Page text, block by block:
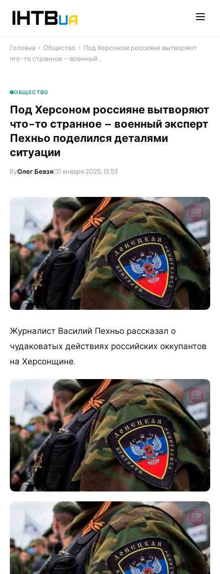
Головна › Общество › Под Херсоном россияне вытворяют
что-то странное – военный…
ОБЩЕСТВО
Под Херсоном россияне вытворяют
что-то странное – военный эксперт
Пехньо поделился деталями
ситуации
ByОлег Бевзя/31 января 2025, 13:53
Журналист Василий Пехньо рассказал о
чудаковатых действиях российских оккупантов
на Херсонщине.